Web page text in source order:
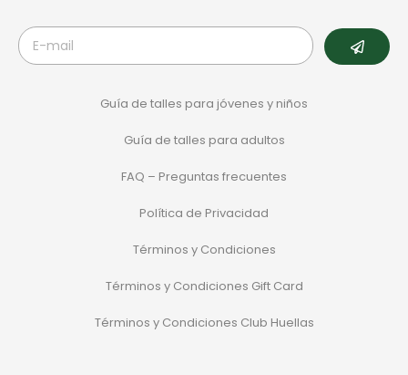
Guía de talles para jóvenes y niños
Guía de talles para adultos
FAQ – Preguntas frecuentes
Política de Privacidad
Términos y Condiciones
Términos y Condiciones Gift Card
Términos y Condiciones Club Huellas